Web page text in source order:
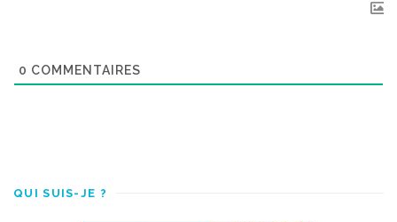
0 COMMENTAIRES
QUI SUIS-JE ?